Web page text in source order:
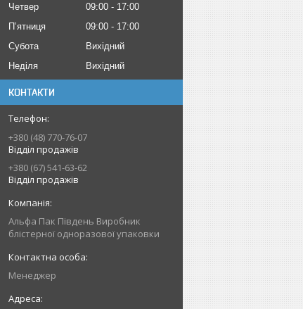
Четвер
09:00
17:00
Пʼятниця
09:00
17:00
Субота
Вихідний
Неділя
Вихідний
КОНТАКТИ
+380 (48) 770-76-07
Відділ продажів
+380 (67) 541-63-62
Відділ продажів
Альфа Пак Південь Виробник
блістерної одноразової упаковки
Менеджер